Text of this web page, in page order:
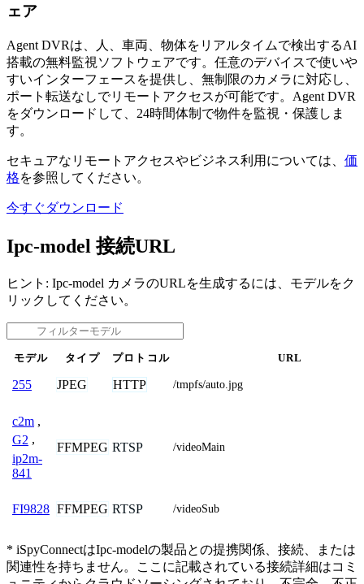
ェア
Agent DVRは、人、車両、物体をリアルタイムで検出するAI
搭載の無料監視ソフトウェアです。任意のデバイスで使いや
すいインターフェースを提供し、無制限のカメラに対応し、
ポート転送なしでリモートアクセスが可能です。Agent DVR
をダウンロードして、24時間体制で物件を監視・保護しま
す。
セキュアなリモートアクセスやビジネス利用については、 価
格を参照してください。
今すぐダウンロード
Ipc-model 接続URL
ヒント: Ipc-model カメラのURLを生成するには、モデルをク
リックしてください。
モデル タイプ プロトコル URL
255 JPEG HTTP /tmpfs/auto.jpg
c2m ,
G2 ,
ip2m-
841
FFMPEG RTSP /videoMain
FI9828 FFMPEG RTSP /videoSub
* iSpyConnectはIpc-modelの製品との提携関係、接続、または
関連性を持ちません。ここに記載されている接続詳細はコミ